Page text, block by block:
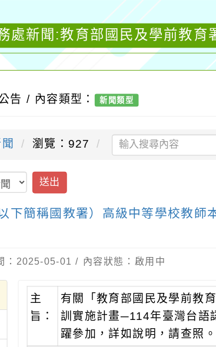
處新聞:教育部國民及學前教
告 / 內容類型： 新聞類型
瀏覽：927
送出
下簡稱國教署）高級中等學校教
：2025-05-01 / 內容狀態：啟用中
主
旨：
有關「教育部國民及學前教
訓實施計畫─114年臺灣台語
躍參加，詳如說明，請查照。